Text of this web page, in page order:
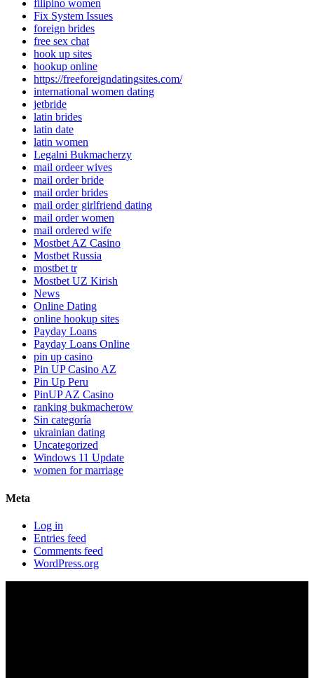
filipino women
Fix System Issues
foreign brides
free sex chat
hook up sites
hookup online
https://freeforeigndatingsites.com/
international women dating
jetbride
latin brides
latin date
latin women
Legalni Bukmacherzy
mail ordeer wives
mail order bride
mail order brides
mail order girlfriend dating
mail order women
mail ordered wife
Mostbet AZ Casino
Mostbet Russia
mostbet tr
Mostbet UZ Kirish
News
Online Dating
online hookup sites
Payday Loans
Payday Loans Online
pin up casino
Pin UP Casino AZ
Pin Up Peru
PinUP AZ Casino
ranking bukmacherow
Sin categoría
ukrainian dating
Uncategorized
Windows 11 Update
women for marriage
Meta
Log in
Entries feed
Comments feed
WordPress.org